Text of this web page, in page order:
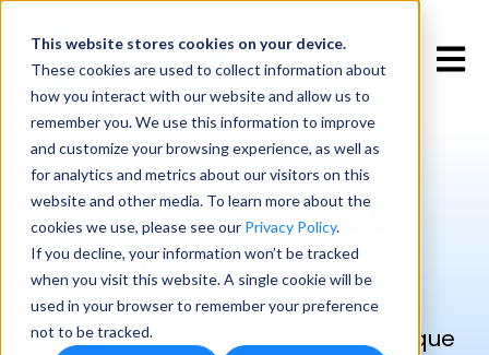
This website stores cookies on your device.
These cookies are used to collect information about
how you interact with our website and allow us to
remember you. We use this information to improve
and customize your browsing experience, as well as
for analytics and metrics about our visitors on this
website and other media. To learn more about the
cookies we use, please see our Privacy Policy.
If you decline, your information won’t be tracked
when you visit this website. A single cookie will be
used in your browser to remember your preference
not to be tracked.
Programa de
Referidos
En Kronos valoramos la confianza que